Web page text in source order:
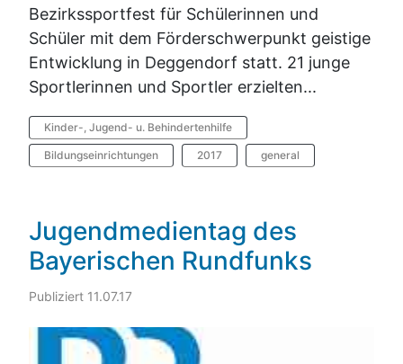
Bezirkssportfest für Schülerinnen und
Schüler mit dem Förderschwerpunkt geistige
Entwicklung in Deggendorf statt. 21 junge
Sportlerinnen und Sportler erzielten...
Kinder-, Jugend- u. Behindertenhilfe
Bildungseinrichtungen 2017 general
Jugendmedientag des
Bayerischen Rundfunks
Publiziert 11.07.17